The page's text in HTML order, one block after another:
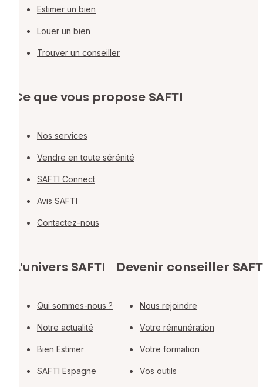
Estimer un bien
Louer un bien
Trouver un conseiller
Ce que vous propose SAFTI
Nos services
Vendre en toute sérénité
SAFTI Connect
Avis SAFTI
Contactez-nous
L'univers SAFTI
Qui sommes-nous ?
Notre actualité
Bien Estimer
SAFTI Espagne
Devenir conseiller
Nous rejoindre
Votre rémunération
Votre formation
Vos outils